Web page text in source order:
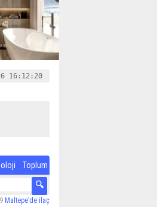
16:12:21
Toplum
ilaçlama çalışmaları sürüyor